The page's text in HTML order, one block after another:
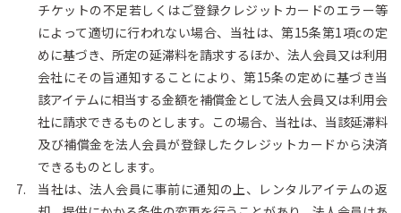
チケットの不足若しくはご登録クレジットカードのエラー等
によって適切に行われない場合、当社は、第15条第1項cの定
めに基づき、所定の延滞料を請求するほか、法人会員又は利用
会社にその旨通知することにより、第15条の定めに基づき当
該アイテムに相当する金額を補償金として法人会員又は利用会
社に請求できるものとします。この場合、当社は、当該延滞料
及び補償金を法人会員が登録したクレジットカードから決済
できるものとします。
当社は、法人会員に事前に通知の上、レンタルアイテムの返